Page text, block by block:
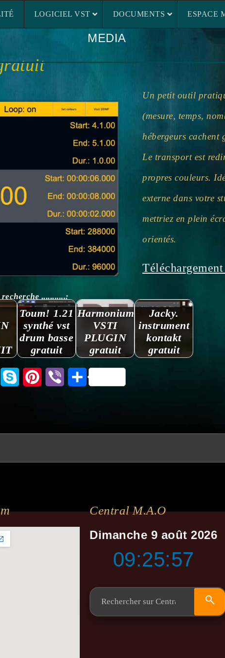
LOGICIEL VST DOCUMENTS
MEDIA
Un petit outil
(mesure, temps,
hébergeurs cachent
Le transport est
propres couleurs.
externe dans votre
mettriez en plein
orientés.
...........:
Toum! 1.21
synthé vst
drum basse
gratuit
Harmonium.
VSTI
PLUGIN
gratuit
Jacky.
instrument
kontakt
gratuit
WhatsAppSkype Pinterest Viber Partager
Central M.a.o
Dimanche 9 août 2026
09:25:57
LOGICIEL VST DOCUMENTS ESPACE